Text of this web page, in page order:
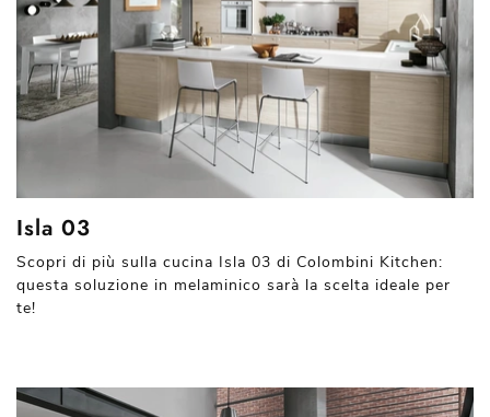
Isla 03
Scopri di più sulla cucina Isla 03 di Colombini Kitchen:
questa soluzione in melaminico sarà la scelta ideale per
te!